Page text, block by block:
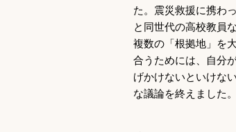
た。震災救援に携わ
と同世代の高校教員
複数の「根拠地」を
合うためには、自分
げかけないといけな
な議論を終えました